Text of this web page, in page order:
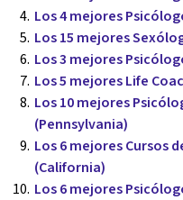
Los 4 mejores
Los 15 mejores
Los 3 mejores
Los 5 mejores Life
Los 10 mejores
(Pennsylvania)
Los 6 mejores Cursos
(California)
Los 6 mejores